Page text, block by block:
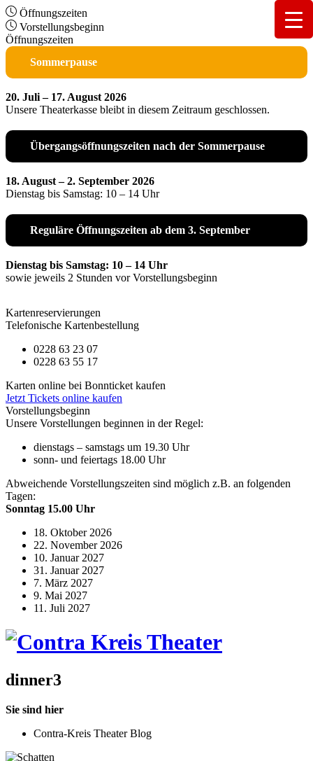
Öffnungszeiten
Vorstellungsbeginn
Öffnungszeiten
Sommerpause
20. Juli – 17. August 2026
Unsere Theaterkasse bleibt in diesem Zeitraum geschlossen.
Übergangsöffnungszeiten nach der Sommerpause
18. August – 2. September 2026
Dienstag bis Samstag: 10 – 14 Uhr
Reguläre Öffnungszeiten ab dem 3. September
Dienstag bis Samstag: 10 – 14 Uhr
sowie jeweils 2 Stunden vor Vorstellungsbeginn
Kartenreservierungen
Telefonische Kartenbestellung
0228 63 23 07
0228 63 55 17
Karten online bei Bonnticket kaufen
Jetzt Tickets online kaufen
Vorstellungsbeginn
Unsere Vorstellungen beginnen in der Regel:
dienstags – samstags um 19.30 Uhr
sonn- und feiertags 18.00 Uhr
Abweichende Vorstellungszeiten sind möglich z.B. an folgenden
Tagen:
Sonntag 15.00 Uhr
18. Oktober 2026
22. November 2026
10. Januar 2027
31. Januar 2027
7. März 2027
9. Mai 2027
11. Juli 2027
dinner3
Sie sind hier
Contra-Kreis Theater Blog